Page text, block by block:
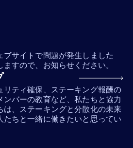
ブサイトで問題が発生しました
すので、お知らせください。
リティ確保、ステーキング報酬の
バーの教育など、私たちと協力
は、ステーキングと分散化の未来
たちと一緒に働きたいと思ってい